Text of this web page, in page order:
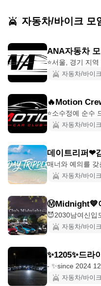
자동차/바이크 모
ANA자동차
⭐️서울, 경기 지
울동쪽이나 여
자동차/바이크
🔥Motion
⭐️소수정예 순수 드
자동차/바이크
데이트리퍼❤
매너와 예의를 갖
책과 소풍을 겸
자동차/바이크
Ⓜ️Midnight💙
😈2030남여신입
자동차/바이크
✨1205✨드라
- ✨since 2024 12.5✨ - 남,녀 자차 필수 -
브 , 세차자동차/바이크